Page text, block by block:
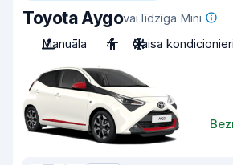
Toyota Aygovai līdzīga Mini
Manuāla
4 Gaisa